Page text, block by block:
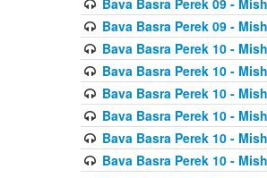
Bava Basra Perek 09 -
Bava Basra Perek 09 -
Bava Basra Perek 10 -
Bava Basra Perek 10 -
Bava Basra Perek 10 -
Bava Basra Perek 10 -
Bava Basra Perek 10 -
Bava Basra Perek 10 -